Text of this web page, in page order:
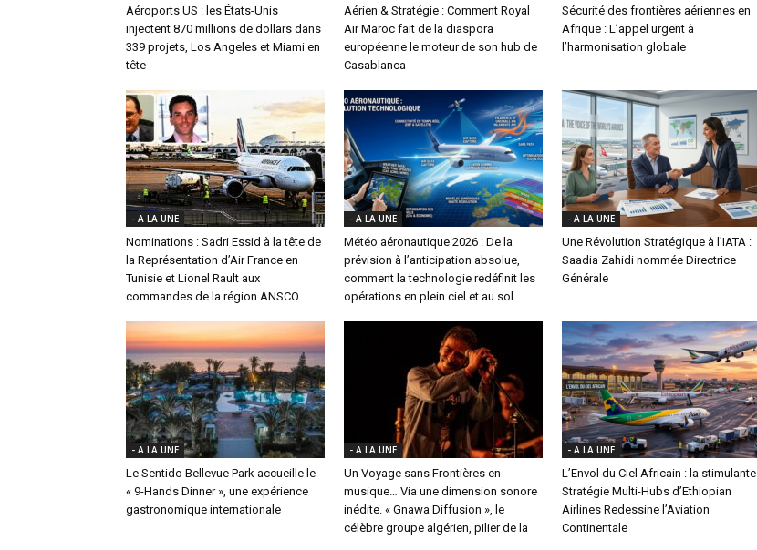
Aéroports US : les États-Unis
injectent 870 millions de dollars dans
339 projets, Los Angeles et Miami en
tête
Aérien & Stratégie : Comment Royal
Air Maroc fait de la diaspora
européenne le moteur de son hub de
Casablanca
Sécurité des frontières aériennes en
Afrique : L’appel urgent à
l’harmonisation globale
- A LA UNE
Nominations : Sadri Essid à la tête de
la Représentation d’Air France en
Tunisie et Lionel Rault aux
commandes de la région ANSCO
- A LA UNE
Météo aéronautique 2026 : De la
prévision à l’anticipation absolue,
comment la technologie redéfinit les
opérations en plein ciel et au sol
- A LA UNE
Une Révolution Stratégique à l’IATA :
Saadia Zahidi nommée Directrice
Générale
- A LA UNE
Le Sentido Bellevue Park accueille le
« 9-Hands Dinner », une expérience
gastronomique internationale
- A LA UNE
Un Voyage sans Frontières en
musique… Via une dimension sonore
inédite. « Gnawa Diffusion », le
célèbre groupe algérien, pilier de la
- A LA UNE
L’Envol du Ciel Africain : la stimulante
Stratégie Multi-Hubs d’Ethiopian
Airlines Redessine l’Aviation
Continentale